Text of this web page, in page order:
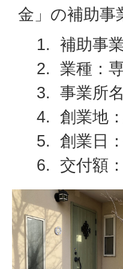
金」の補助事
補助事
業種：
事業所
創業地
創業日
交付額